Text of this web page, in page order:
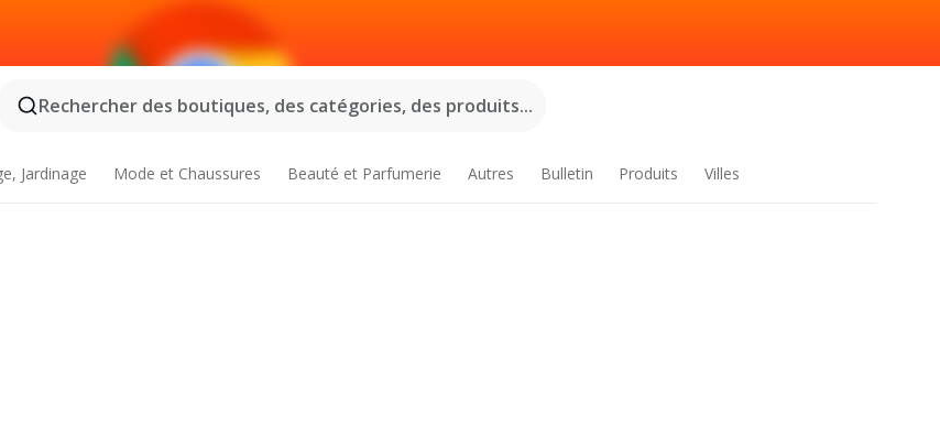
Rechercher des boutiques, des catégories, des produits...
Jardinage Mode et Chaussures Beauté et Parfumerie Autres Bulletin Produits Villes